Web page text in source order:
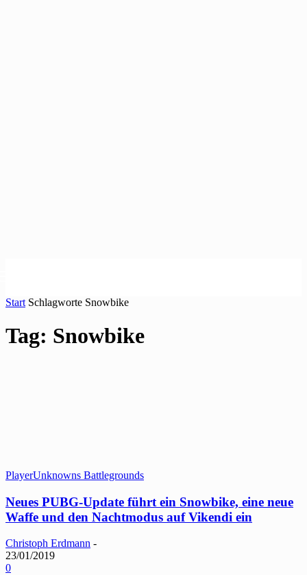
Start Schlagworte Snowbike
Tag: Snowbike
PlayerUnknowns Battlegrounds
Neues PUBG-Update führt ein Snowbike, eine neue
Waffe und den Nachtmodus auf Vikendi ein
Christoph Erdmann -
23/01/2019
0